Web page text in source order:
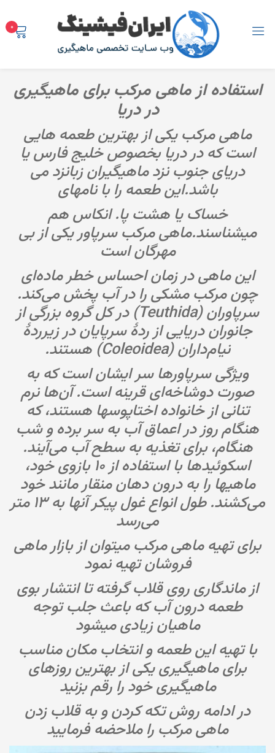
0
استفاده از ماهی مرکب برای ماهیگیری
در دریا
ماهی مرکب یکی از بهترین طعمه هایی
است که در دریا بخصوص خلیج فارس یا
دریای جنوب نزد ماهیگیران زبانزد می
باشد.این طعمه را با نامهای
خساک یا هشت پا. انکاس هم
میشناسند.ماهی مرکب سرپاور یکی از بی
مهرگان است
این ماهی در زمان احساس خطر ماده‌ای
چون مرکب مشکی را در آب پخش می‌کند.
سرپاوران (Teuthida) در کل گروه بزرگی از
جانوران دریایی از ردهٔ سرپایان در زیرردهٔ
نیام‌داران (Coleoidea) هستند.
ویژگی سرپاورها سر ایشان است که به
صورت دوشاخه‌ای قرینه است. آن‌ها نرم
تنانی از خانواده اختاپوسها هستند، که
هنگام روز در اعماق آب به سر برده و شب
هنگام، برای تغذیه به سطح آب می‌آیند.
اسکوئیدها با استفاده از ۱۰ بازوی خود،
ماهیها را به درون دهان منقار مانند خود
می‌کشند. طول انواع غول پیکر آنها به ۱۳ متر
می‌رسد
برای تهیه ماهی مرکب میتوان از بازار ماهی
فروشان تهیه نمود
از ماندگاری روی قلاب گرفته تا انتشار بوی
طعمه درون آب که باعث جلب توجه
ماهیان زیادی میشود
با تهیه این طعمه و انتخاب مکان مناسب
برای ماهیگیری یکی از بهترین روزهای
ماهیگیری خود را رقم بزنید
در ادامه روش تکه کردن و به قلاب زدن
ماهی مرکب را ملاحضه فرمایید
ورود ثبت نام
ورود با رمزیکبارمصرف
ورود با رمز عبور ثابت